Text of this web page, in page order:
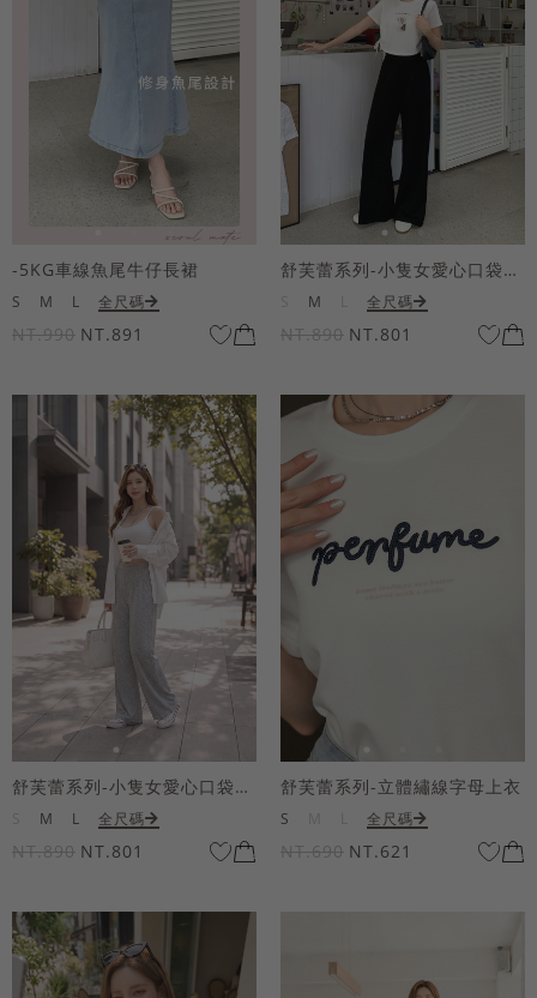
-5KG車線魚尾牛仔長裙
S M L 全尺碼
NT.990 NT.891
舒芙蕾系列-小隻女愛心口袋寬褲
M 全尺碼
NT.890 NT.801
舒芙蕾系列-小隻女愛心口袋寬褲
M L 全尺碼
NT.890 NT.801
舒芙蕾系列-立體繡線字母上衣
S 全尺碼
NT.690 NT.621